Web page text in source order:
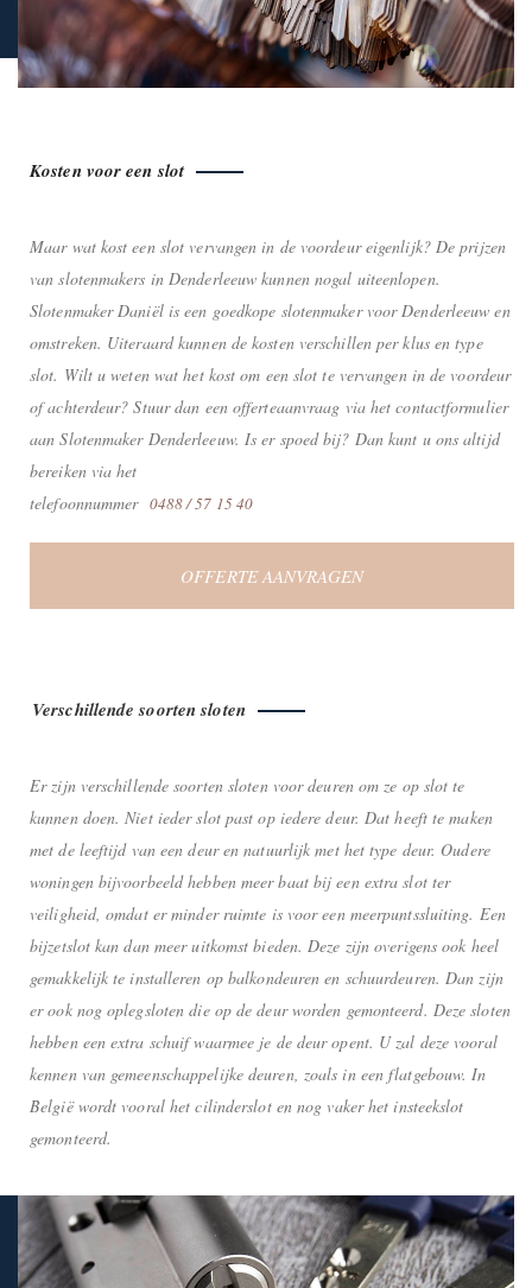
Kosten voor een slot
Maar wat kost een slot vervangen in de voordeur eigenlijk? De prijzen
van slotenmakers in Denderleeuw kunnen nogal uiteenlopen.
Slotenmaker Daniël is een goedkope slotenmaker voor Denderleeuw en
omstreken. Uiteraard kunnen de kosten verschillen per klus en type
slot. Wilt u weten wat het kost om een slot te vervangen in de voordeur
of achterdeur? Stuur dan een offerteaanvraag via het contactformulier
aan Slotenmaker Denderleeuw. Is er spoed bij? Dan kunt u ons altijd
bereiken via het
telefoonnummer 0488 / 57 15 40
OFFERTE AANVRAGEN
Verschillende soorten sloten
Er zijn verschillende soorten sloten voor deuren om ze op slot te
kunnen doen. Niet ieder slot past op iedere deur. Dat heeft te maken
met de leeftijd van een deur en natuurlijk met het type deur. Oudere
woningen bijvoorbeeld hebben meer baat bij een extra slot ter
veiligheid, omdat er minder ruimte is voor een meerpuntssluiting. Een
bijzetslot kan dan meer uitkomst bieden. Deze zijn overigens ook heel
gemakkelijk te installeren op balkondeuren en schuurdeuren. Dan zijn
er ook nog oplegsloten die op de deur worden gemonteerd. Deze sloten
hebben een extra schuif waarmee je de deur opent. U zal deze vooral
kennen van gemeenschappelijke deuren, zoals in een flatgebouw. In
België wordt vooral het cilinderslot en nog vaker het insteekslot
gemonteerd.